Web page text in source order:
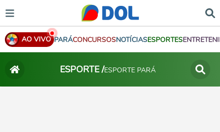
AO VIVO PARÁCONCURSOSNOTÍCIASESPORTES
ESPORTE /ESPORTE PARÁ